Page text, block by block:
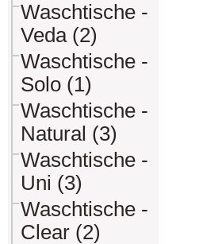
Waschtische -
Veda (2)
Waschtische -
Solo (1)
Waschtische -
Natural (3)
Waschtische -
Uni (3)
Waschtische -
Clear (2)